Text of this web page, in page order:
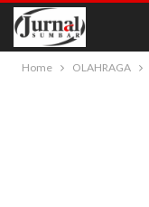
Home OLAHRAGA